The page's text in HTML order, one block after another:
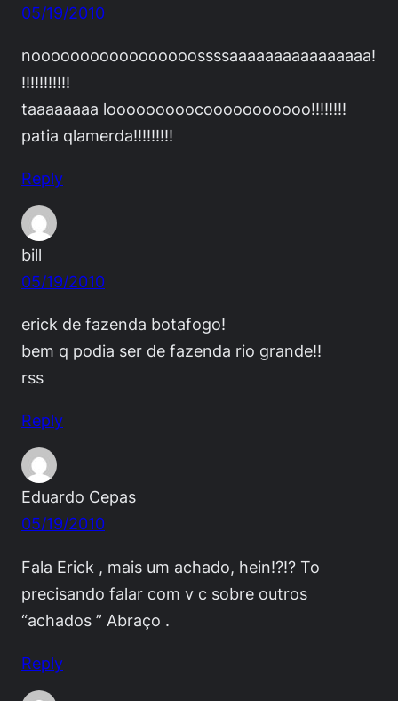
05/19/2010
nooooooooooooooooossssaaaaaaaaaaaaaaaa!
!!!!!!!!!!!
taaaaaaaa looooooooocooooooooooo!!!!!!!!
patia qlamerda!!!!!!!!!
Reply
bill
05/19/2010
erick de fazenda botafogo!
bem q podia ser de fazenda rio grande!!
rss
Reply
Eduardo Cepas
05/19/2010
Fala Erick , mais um achado, hein!?!? To
precisando falar com v c sobre outros
“achados ” Abraço .
Reply